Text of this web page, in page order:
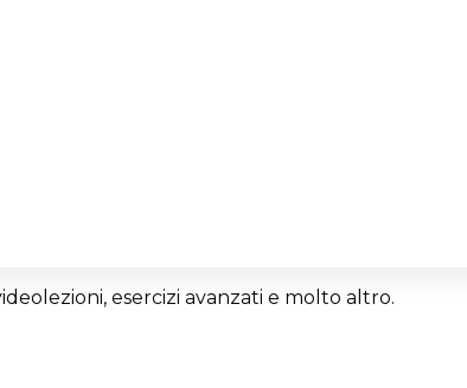
esercizi avanzati e molto altro.